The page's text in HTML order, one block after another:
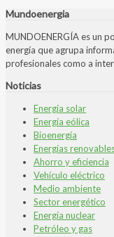
Mundoenergia
MUNDOENERGÍA es un
energía que agrupa
profesionales como a
Noticias
Energía solar
Energía eólica
Bioenergía
Energías
Ahorro y eficiencia
Vehículo eléctrico
Medio ambiente
Sector energético
Energía nuclear
Petróleo y gas